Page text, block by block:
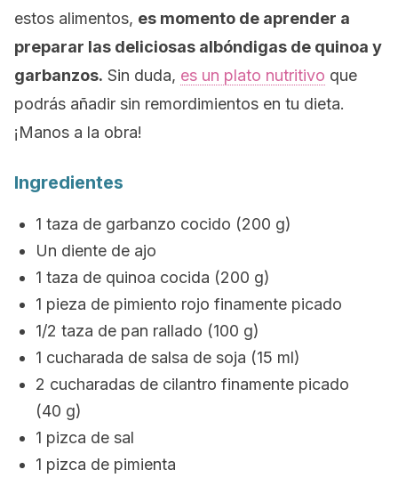
estos alimentos, es momento de aprender a
preparar las deliciosas albóndigas de quinoa y
garbanzos. Sin duda, es un plato nutritivo que
podrás añadir sin remordimientos en tu dieta.
¡Manos a la obra!
Ingredientes
1 taza de garbanzo cocido (200 g)
Un diente de ajo
1 taza de quinoa cocida (200 g)
1 pieza de pimiento rojo finamente picado
1/2 taza de pan rallado (100 g)
1 cucharada de salsa de soja (15 ml)
2 cucharadas de cilantro finamente picado
(40 g)
1 pizca de sal
1 pizca de pimienta